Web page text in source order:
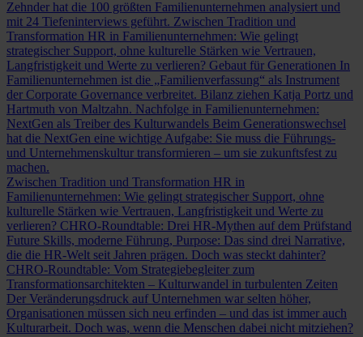
Zehnder hat die 100 größten Familienunternehmen analysiert und
mit 24 Tiefeninterviews geführt. Zwischen Tradition und
Transformation HR in Familienunternehmen: Wie gelingt
strategischer Support, ohne kulturelle Stärken wie Vertrauen,
Langfristigkeit und Werte zu verlieren? Gebaut für Generationen In
Familienunternehmen ist die „Familienverfassung“ als Instrument
der Corporate Governance verbreitet. Bilanz ziehen Katja Portz und
Hartmuth von Maltzahn. Nachfolge in Familienunternehmen:
NextGen als Treiber des Kulturwandels Beim Generationswechsel
hat die NextGen eine wichtige Aufgabe: Sie muss die Führungs-
und Unternehmenskultur transformieren – um sie zukunftsfest zu
machen.
Zwischen Tradition und Transformation HR in
Familienunternehmen: Wie gelingt strategischer Support, ohne
kulturelle Stärken wie Vertrauen, Langfristigkeit und Werte zu
verlieren? CHRO-Roundtable: Drei HR-Mythen auf dem Prüfstand
Future Skills, moderne Führung, Purpose: Das sind drei Narrative,
die die HR-Welt seit Jahren prägen. Doch was steckt dahinter?
CHRO-Roundtable: Vom Strategiebegleiter zum
Transformationsarchitekten – Kulturwandel in turbulenten Zeiten
Der Veränderungsdruck auf Unternehmen war selten höher,
Organisationen müssen sich neu erfinden – und das ist immer auch
Kulturarbeit. Doch was, wenn die Menschen dabei nicht mitziehen?